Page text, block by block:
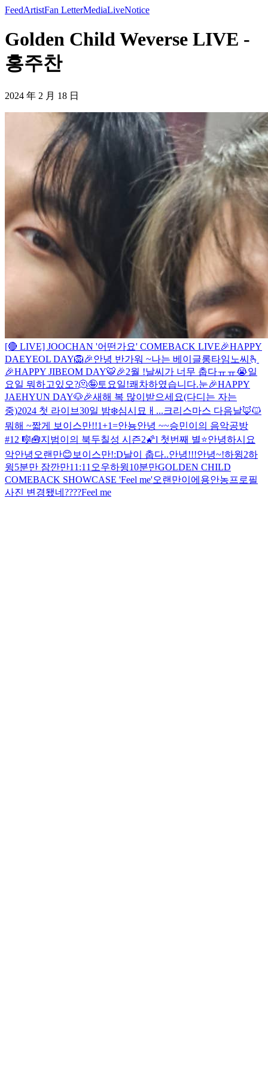
FeedArtistFan LetterMediaLiveNotice
Golden Child Weverse LIVE -
홍주찬
2024 年 2 月 18 日
[🔴 LIVE] JOOCHAN '어떤가요' COMEBACK LIVE🎉HAPPY
DAEYEOL DAY🦁🎉안녕 반가워 ~나는 베이글롱타임노씨🫰
🎉HAPPY JIBEOM DAY🐯🎉2월 !날씨가 너무 춥다ㅠㅠ😭일
요일 뭐하고있오?🫠🤪토요일!쾌차하였습니다.눈🎉HAPPY
JAEHYUN DAY🐶🎉새해 복 많이받으세요(다디는 자는
중)2024 첫 라이브30일 밤❄️심시묘ㅐ...크리스마스 다음날🦊🐱
뭐해 ~짧게 보이스만!!1+1=안뇽안녕 ~~승민이의 음악공방
#12 🎼🧰지범이의 북두칠성 시즌2🌠l 첫번째 별⭐안녕하시요
악안녕 오랜만😊 보이스만!:D날이 춥다..안녕!!!안녕~!하윙2하
윙5분만 잠깐만11:11 오우하윙10분만GOLDEN CHILD
COMEBACK SHOWCASE 'Feel me'오랜만이에용안농프로필
사진 변경됐네????Feel me